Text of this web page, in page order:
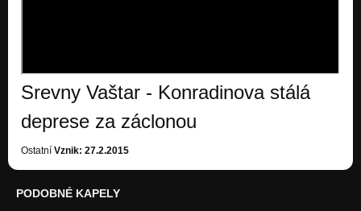
Tak newim
Srevny Vaštar - Konradinova stálá
deprese za záclonou
Ostatní Vznik: 27.2.2015
PODOBNÉ KAPELY